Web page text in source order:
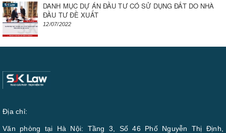
DANH MỤC DỰ ÁN ĐẦU TƯ CÓ SỬ DỤNG ĐẤT DO NHÀ
ĐẦU TƯ ĐỀ XUẤT
12/07/2022
Địa chỉ:
Văn phòng tại Hà Nội: Tầng 3, Số 46 Phố Nguyễn Thị Định,